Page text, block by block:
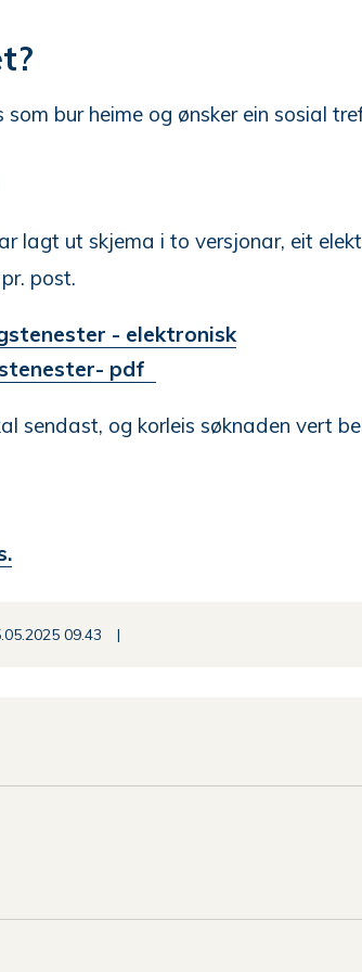
bur heime og ønsker ein sosial
lagt ut skjema i to versjonar, eit
post.
- elektronisk
pdf
sendast, og korleis søknaden vert
09.43